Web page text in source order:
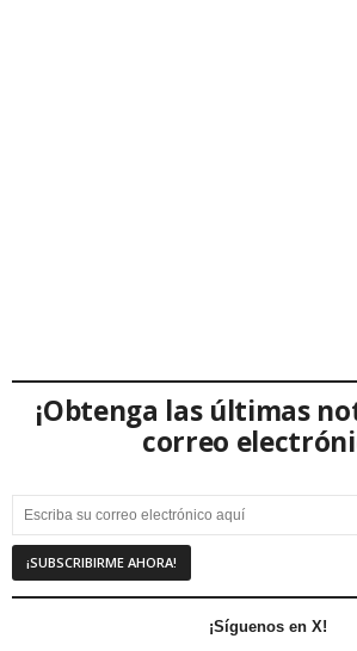
¡Obtenga las últimas
correo
¡Síguenos en X!